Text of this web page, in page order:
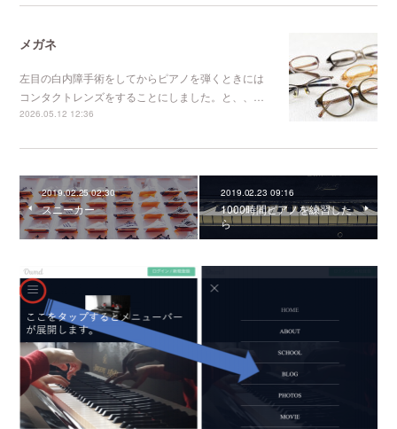
メガネ
左目の白内障手術をしてからピアノを弾くときには
コンタクトレンズをすることにしました。と、、…
2026.05.12 12:36
2019.02.25 02:30
スニーカー
2019.02.23 09:16
1000時間ピアノを練習した
ら